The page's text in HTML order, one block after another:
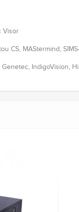
Visor
CS, MAStermind,
Genetec, IndigoVision,